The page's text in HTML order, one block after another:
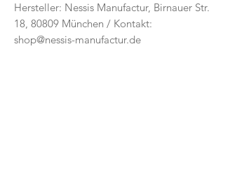
Hersteller: Nessis Manufactur, Birnauer Str.
18, 80809 München / Kontakt:
shop@nessis-manufactur.de